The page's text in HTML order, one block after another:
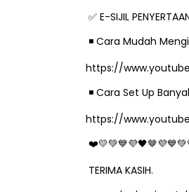
✅ E-SIJIL
◾ Cara Mudah
https://
◾ Cara Set Up
https://
❤💛💚💙💜🖤🤎
TERIMA KASIH.
🔴 [LIVE] PRINSIP